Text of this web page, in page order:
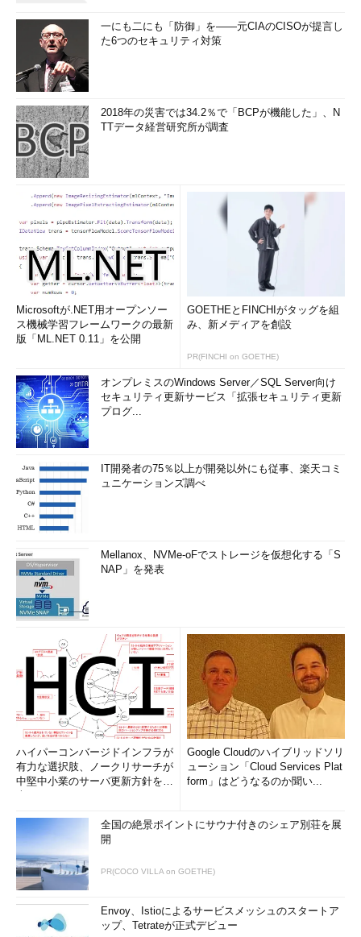
一にも二にも「防御」を――元CIAのCISOが提言し
た6つのセキュリティ対策
2018年の災害では34.2％で「BCPが機能した」、N
TTデータ経営研究所が調査
Microsoftが.NET用オープンソー
ス機械学習フレームワークの最新
版「ML.NET 0.11」を公開
GOETHEとFINCHIがタッグを組
み、新メディアを創設
PR(FINCHI on GOETHE)
オンプレミスのWindows Server／SQL Server向け
セキュリティ更新サービス「拡張セキュリティ更新
プログ...
IT開発者の75％以上が開発以外にも従事、楽天コミ
ュニケーションズ調べ
Mellanox、NVMe-oFでストレージを仮想化する「S
NAP」を発表
ハイパーコンバージドインフラが
有力な選択肢、ノークリサーチが
中堅中小業のサーバ更新方針を調
Google Cloudのハイブリッドソリ
ューション「Cloud Services Plat
form」はどうなるのか聞い...
全国の絶景ポイントにサウナ付きのシェア別荘を展
開
PR(COCO VILLA on GOETHE)
Envoy、Istioによるサービスメッシュのスタートア
ップ、Tetrateが正式デビュー